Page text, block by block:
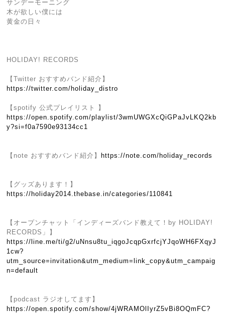
サンデーモーニング
木が欲しい僕には
黄金の日々
HOLIDAY! RECORDS
【Twitter おすすめバンド紹介】
https://twitter.com/holiday_distro
【spotify 公式プレイリスト 】
https://open.spotify.com/playlist/3wmUWGXcQiGPaJvLKQ2kb
y?si=f0a7590e93134cc1
【note おすすめバンド紹介】 https://note.com/holiday_records
【グッズあります！】
https://holiday2014.thebase.in/categories/110841
【オープンチャット「インディーズバンド教えて！by HOLIDAY!
RECORDS」】
https://line.me/ti/g2/uNnsu8tu_iqgoJcqpGxrfcjYJqoWH6FXqyJ
1cw?
utm_source=invitation&utm_medium=link_copy&utm_campaig
n=default
【podcast ラジオしてます】
https://open.spotify.com/show/4jWRAMOlIyrZ5vBi8OQmFC?